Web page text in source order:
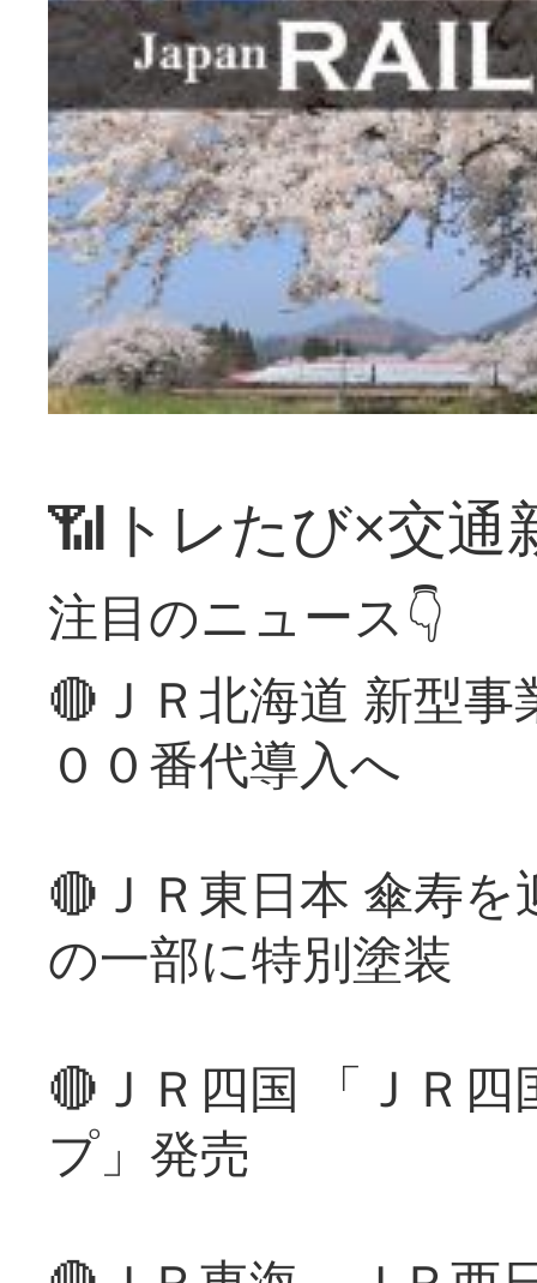
📶トレたび×交通
注目のニュース👇
🔴ＪＲ北海道 新型
００番代導入へ
🔴ＪＲ東日本 傘寿
の一部に特別塗装
🔴ＪＲ四国 「ＪＲ
プ」発売